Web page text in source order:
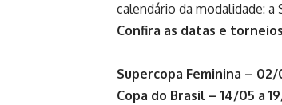
calendário da modalidade:
Confira as datas e
Supercopa Feminina –
Copa do Brasil – 14/05 a 19/